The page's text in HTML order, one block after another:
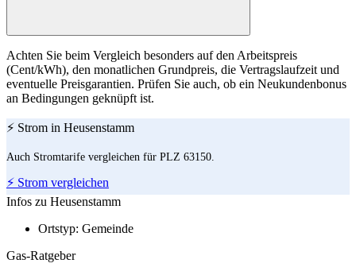
Achten Sie beim Vergleich besonders auf den Arbeitspreis
(Cent/kWh), den monatlichen Grundpreis, die Vertragslaufzeit und
eventuelle Preisgarantien. Prüfen Sie auch, ob ein Neukundenbonus
an Bedingungen geknüpft ist.
⚡ Strom in Heusenstamm
Auch Stromtarife vergleichen für PLZ 63150.
⚡ Strom vergleichen
Infos zu Heusenstamm
Ortstyp: Gemeinde
Gas-Ratgeber